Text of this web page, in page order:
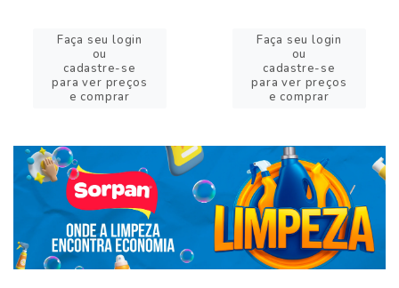
Faça seu login
ou
cadastre-se
para ver preços
e comprar
Faça seu login
ou
cadastre-se
para ver preços
e comprar